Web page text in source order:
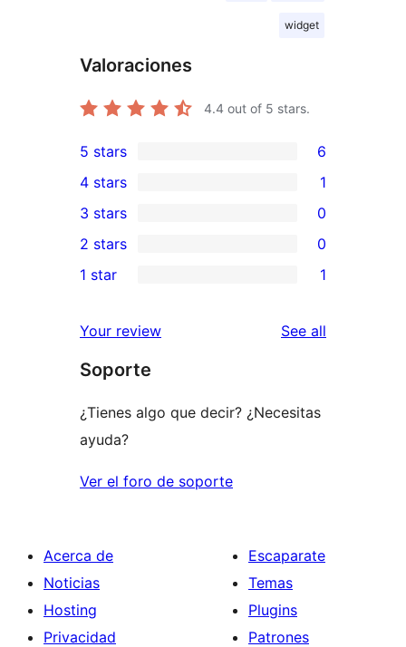
widget
Valoraciones
4.4 out of 5 stars.
6
5-
star
reviews
5 stars 6
4-
star
review
4 stars 1
0
3-
star
3 stars 0
2-
reviews
2 stars 0
star
review
1 star 1
Your review See all
Soporte
¿Tienes algo que decir? ¿Necesitas
ayuda?
Ver el foro de soporte
Acerca de
Noticias
Hosting
Privacidad
Escaparate
Temas
Plugins
Patrones